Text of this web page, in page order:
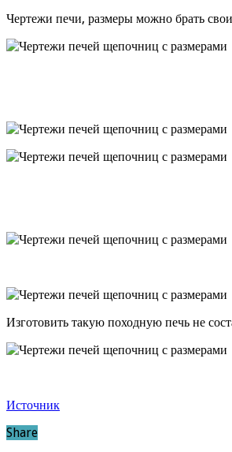
Чертежи печи, размеры можно брать
Изготовить такую походную печь не
Источник
Share